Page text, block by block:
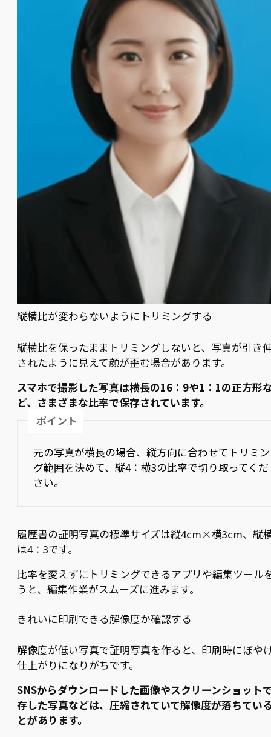
縦横比が変わらないようにトリミングする
縦横比を保ったままトリミングしないと、写真が引き
されたように見えて顔が歪む場合があります。
スマホで撮影した写真は横長の16：9や1：1の正方形
ど、さまざまな比率で保存されています。
ポイント
元の写真が横長の場合、縦方向に合わせてトリミン
グ範囲を決めて、縦4：横3の比率で切り取ってくだ
さい。
履歴書の証明写真の標準サイズは縦4cm×横3cm、縦
は4：3です。
比率を変えずにトリミングできるアプリや編集ツール
うと、編集作業がスムーズに進みます。
きれいに印刷できる解像度か確認する
解像度が低い写真で証明写真を作ると、印刷時にぼや
仕上がりになりがちです。
SNSからダウンロードした画像やスクリーンショット
存した写真などは、圧縮されていて解像度が落ちてい
とがあります。